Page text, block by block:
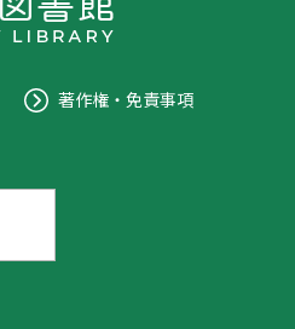
著作権・免責事項